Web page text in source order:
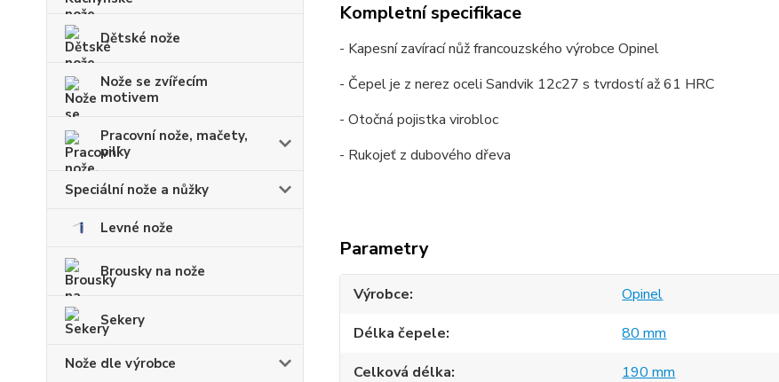
Dětské nože
Nože se zvířecím
motivem
Pracovní nože, mačety,
pilky
Speciální nože a nůžky
Levné nože
Brousky na nože
Sekery
Nože dle výrobce
Kompletní specifikace
- Kapesní zavírací nůž francouzského výrobce Opinel
- Čepel je z nerez oceli Sandvik 12c27 s tvrdostí až 61 HRC
- Otočná pojistka virobloc
- Rukojeť z dubového dřeva
Parametry
Výrobce
Opinel
Délka čepele
80 mm
Celková délka
190 mm